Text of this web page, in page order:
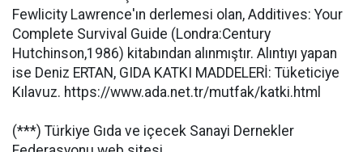
Fewlicity Lawrence'ın derlemesi olan, Additives: Your
Complete Survival Guide (Londra:Century
Hutchinson,1986) kitabından alınmıştır. Alıntıyı yapan
ise Deniz ERTAN, GIDA KATKI MADDELERİ: Tüketiciye
Kılavuz. https://www.ada.net.tr/mutfak/katki.html
(***) Türkiye Gıda ve içecek Sanayi Dernekler